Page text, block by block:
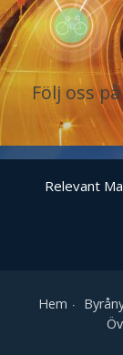
Följ oss
Relevant
Hem